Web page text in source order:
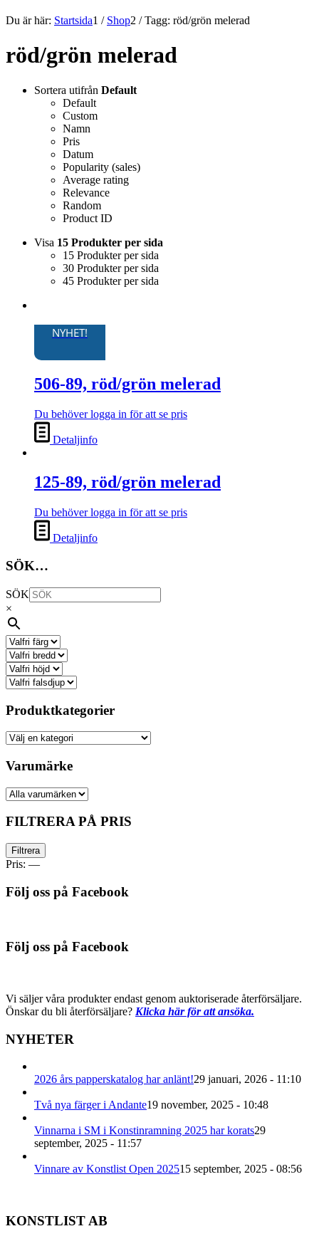
Du är här: Startsida1 / Shop2 / Tagg: röd/grön melerad
röd/grön melerad
Sortera utifrån Default
Default
Custom
Namn
Pris
Datum
Popularity (sales)
Average rating
Relevance
Random
Product ID
Visa 15 Produkter per sida
15 Produkter per sida
30 Produkter per sida
45 Produkter per sida
NYHET!
506-89, röd/grön melerad
Du behöver logga in för att se pris
Detaljinfo
125-89, röd/grön melerad
Du behöver logga in för att se pris
Detaljinfo
SÖK…
SÖK
×
Produktkategorier
Varumärke
FILTRERA PÅ PRIS
Min
pris
Max
pris
Filtrera
Pris: —
Följ oss på Facebook
Följ oss på Facebook
Vi säljer våra produkter endast genom auktoriserade återförsäljare.
Önskar du bli återförsäljare? Klicka här för att ansöka.
NYHETER
2026 års papperskatalog har anlänt!29 januari, 2026 - 11:10
Två nya färger i Andante19 november, 2025 - 10:48
Vinnarna i SM i Konstinramning 2025 har korats29
september, 2025 - 11:57
Vinnare av Konstlist Open 202515 september, 2025 - 08:56
KONSTLIST AB